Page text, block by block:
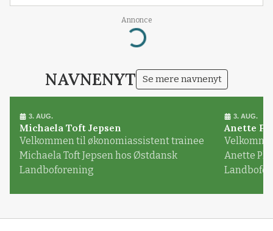
Annonce
Loading...
NAVNENYT Se mere navnenyt
3. AUG.
Michaela Toft Jepsen
Velkommen til økonomiassistent trainee
Michaela Toft Jepsen hos Østdansk
Landboforening
3. AUG.
Anette
Anette